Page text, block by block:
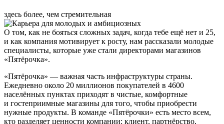
здесь более, чем стремительная
О том, как не бояться сложных задач, когда тебе ещё нет и 25,
и как компания мотивирует к росту, нам рассказали молодые
специалисты, которые уже стали директорами магазинов
«Пятёрочка».
«Пятёрочка» — важная часть инфраструктуры страны.
Ежедневно около 20 миллионов покупателей в 4600
населённых пунктах приходят в чистые, комфортные
и гостеприимные магазины для того, чтобы приобрести
нужные продукты. В команде «Пятёрочки» есть место всем,
кто разделяет ценности компании: клиент, партнёрство,